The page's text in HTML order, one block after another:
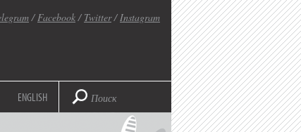
/Facebook/ Twitter/Instagram
ENGLISH